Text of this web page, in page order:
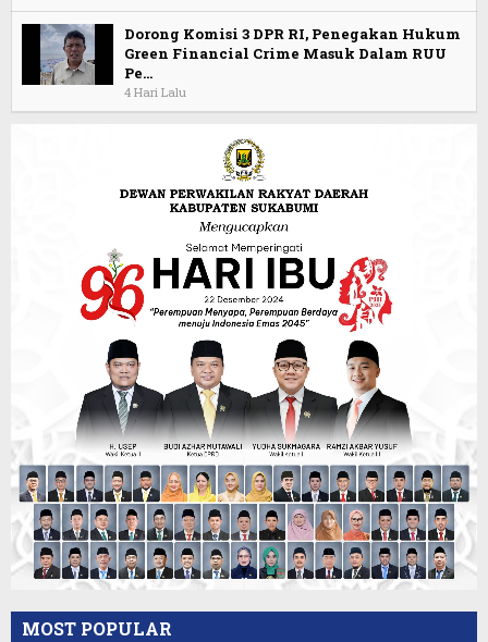
Dorong Komisi 3 DPR RI, Penegakan Hukum
Green Financial Crime Masuk Dalam RUU
Pe…
4 Hari Lalu
MOST POPULAR